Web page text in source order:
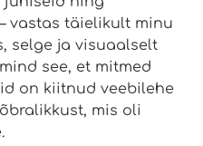
vastas täielikult minu
selge ja visuaalselt
see, et mitmed
on kiitnud veebilehe
mis oli